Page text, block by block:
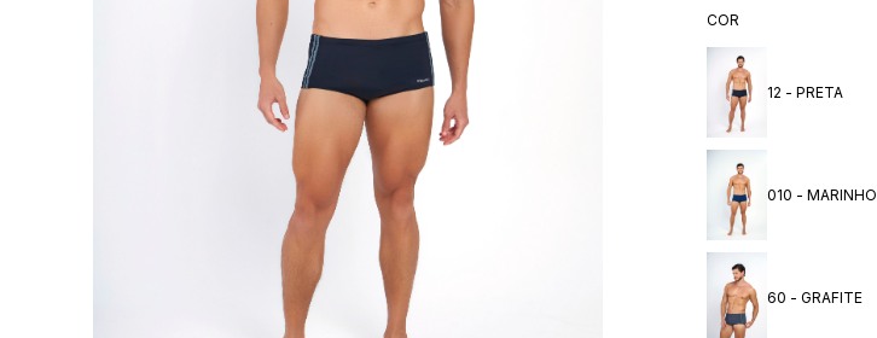
COR
12 - PRETA
010 - MARINHO
60 - GRAFITE